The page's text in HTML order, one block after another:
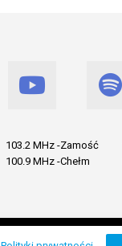
103.2 MHz -Zamość
100.9 MHz -Chełm